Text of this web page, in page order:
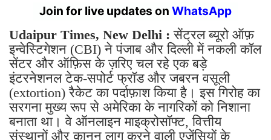
Udaipur Times, New Delhi :सेंट्रल ब्यूरो ऑफ़
इन्वेस्टिगेशन (CBI) ने पंजाब और दिल्ली में नकली कॉल
सेंटर और ऑफ़िस के ज़रिए चल रहे एक बड़े
इंटरनेशनल टेक-सपोर्ट फ्रॉड और जबरन वसूली
(extortion) रैकेट का पर्दाफ़ाश किया है। इस गिरोह का
सरगना मुख्य रूप से अमेरिका के नागरिकों को निशाना
बनाता था। वे ऑनलाइन माइक्रोसॉफ्ट, वित्तीय
संस्थानों और कानून लागू करने वाली एजेंसियों के
प्रतिनिधि बनकर लोगों से संपर्क करते थे।